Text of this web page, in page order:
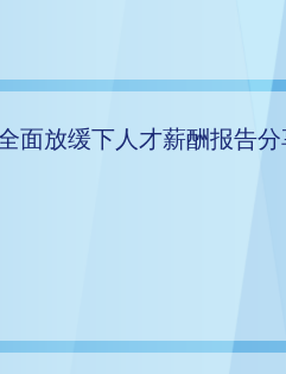
面放缓下人才薪酬报告分